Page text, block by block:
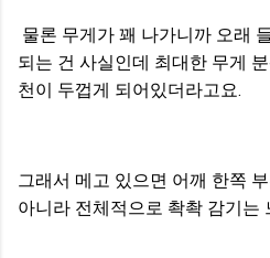
물론 무게가 꽤 나가니까 오래
되는 건 사실인데 최대한 무게
천이 두껍게 되어있더라고요.
그래서 메고 있으면 어깨 한쪽
아니라 전체적으로 촥촥 감기는